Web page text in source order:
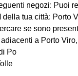
negozi: Puoi
della tua città: Porto
se sono
a Porto
Po